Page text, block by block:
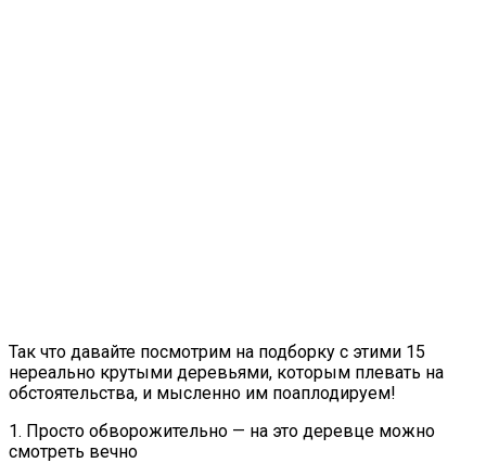
Так что давайте посмотрим на подборку с этими 15
нереально крутыми деревьями, которым плевать на
обстоятельства, и мысленно им поаплодируем!
1. Просто обворожительно — на это деревце можно
смотреть вечно